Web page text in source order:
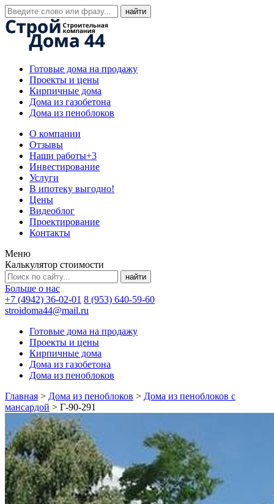
Готовые дома на продажу
Проекты и цены
Кирпичные дома
Дома из газобетона
Дома из пеноблоков
О компании
Отзывы
Наши работы+3
Инвестирование
Услуги
В ипотеку выгодно!
Цены
Видеоблог
Проектирование
Контакты
Меню
Калькулятор стоимости
Больше о нас
+7 (4942) 36-02-01 8 (953) 640-59-60
stroidoma44@mail.ru
Готовые дома на продажу
Проекты и цены
Кирпичные дома
Дома из газобетона
Дома из пеноблоков
Главная > Дома из пеноблоков > Дома из пеноблоков с
мансардой > Г-90-291